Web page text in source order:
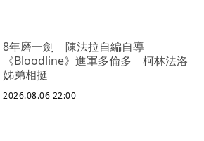
8年磨一劍 陳法拉自編自導
《Bloodline》進軍多倫多 柯林法洛
姊弟相挺
2026.08.06 22:00